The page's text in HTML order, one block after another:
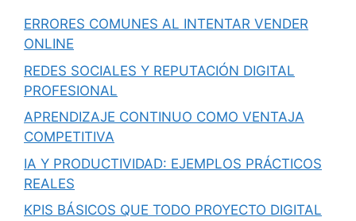
ERRORES COMUNES AL INTENTAR VENDER
ONLINE
REDES SOCIALES Y REPUTACIÓN DIGITAL
PROFESIONAL
APRENDIZAJE CONTINUO COMO VENTAJA
COMPETITIVA
IA Y PRODUCTIVIDAD: EJEMPLOS PRÁCTICOS
REALES
KPIS BÁSICOS QUE TODO PROYECTO DIGITAL